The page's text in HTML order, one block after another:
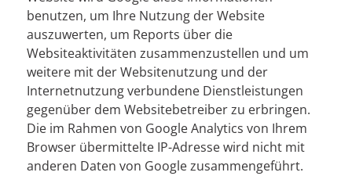
benutzen, um Ihre Nutzung der Website
auszuwerten, um Reports über die
Websiteaktivitäten zusammenzustellen und um
weitere mit der Websitenutzung und der
Internetnutzung verbundene Dienstleistungen
gegenüber dem Websitebetreiber zu erbringen.
Die im Rahmen von Google Analytics von Ihrem
Browser übermittelte IP-Adresse wird nicht mit
anderen Daten von Google zusammengeführt.